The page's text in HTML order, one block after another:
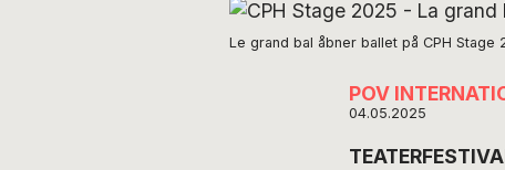
Le grand bal åbner ballet på CPH Stage
POV
04.05.2025